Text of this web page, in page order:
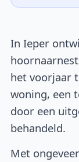
In Ieper
het voorjaar
woning, een
door een
behandeld.
Met